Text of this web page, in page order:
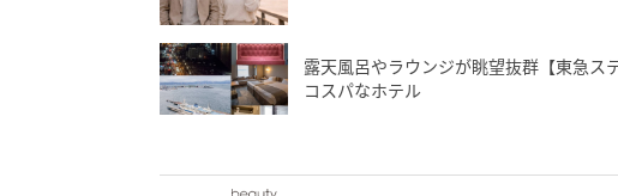
露天風呂やラウンジが眺望抜群【東急ス
コスパなホテル